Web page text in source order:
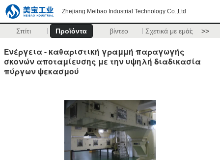
Zhejiang Meibao Industrial Technology Co.,Ltd
Σπίτι Προϊόντα βίντεο Σχετικά με εμάς >>
Ενέργεια - καθαριστική γραμμή παραγωγής
σκονών αποταμίευσης με την υψηλή διαδικασία
πύργων ψεκασμού